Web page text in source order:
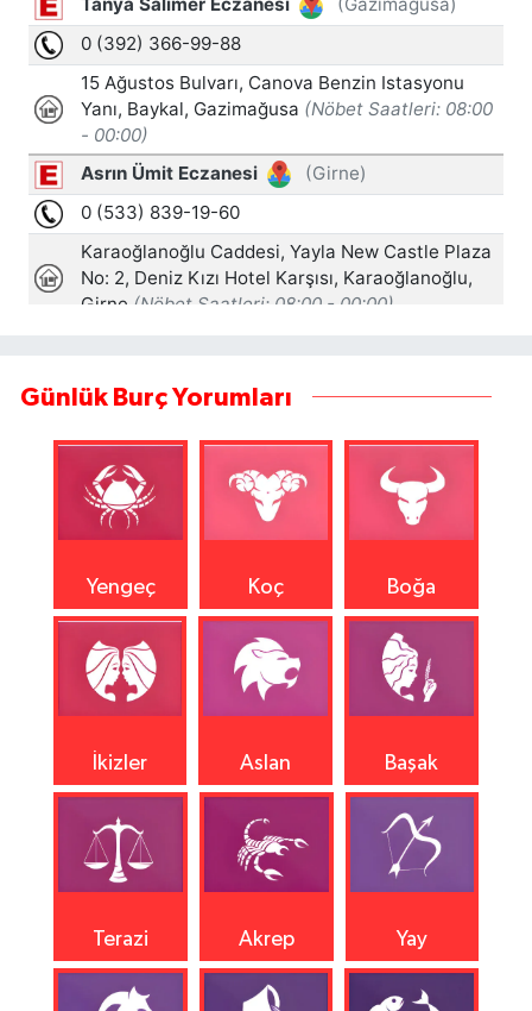
Günlük Burç Yorumları
Yengeç Koç Boğa
İkizler Aslan Başak
Terazi Akrep Yay